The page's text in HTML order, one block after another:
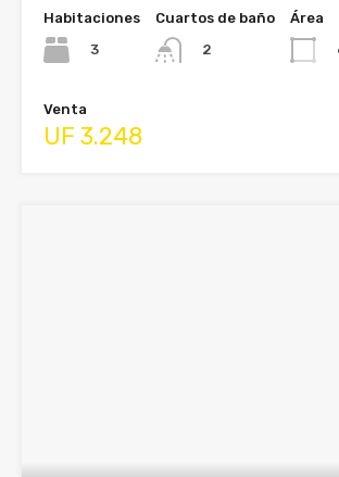
Habitaciones
3
Cuartos de baño
2
Área
Venta
UF 3.248